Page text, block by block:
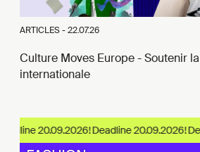
ARTICLES -22.07.26
Culture Moves Europe - Soutenir
internationale
20.09.2026!